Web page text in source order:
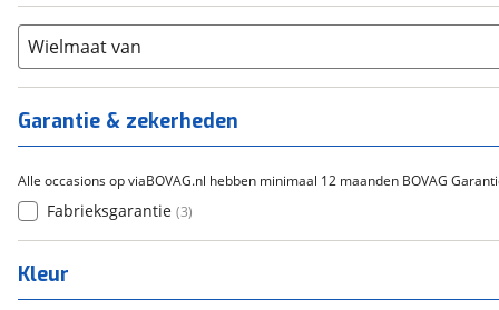
Flyer (0)
Overig ( 0)
Scandium
Staal (0 )
Tica
Wielmaat van
Garantie & zekerheden
Alle occasions op viaBOVAG.nl hebben minimaal 12 maanden BOVAG
Fabrieksgarantie (3)
Kleur